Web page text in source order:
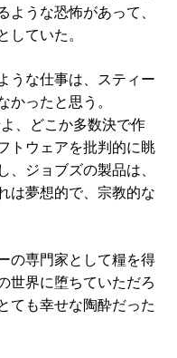
うな恐怖があって、
ていた。
うな仕事は、スティー
ったと思う。
、どこか多数決で作
トウェアを批判的に眺
ジョブズの製品は、
は夢想的で、宗教的な
の専門家として糧を得
世界に堕ちていただろ
ても幸せな陶酔だった